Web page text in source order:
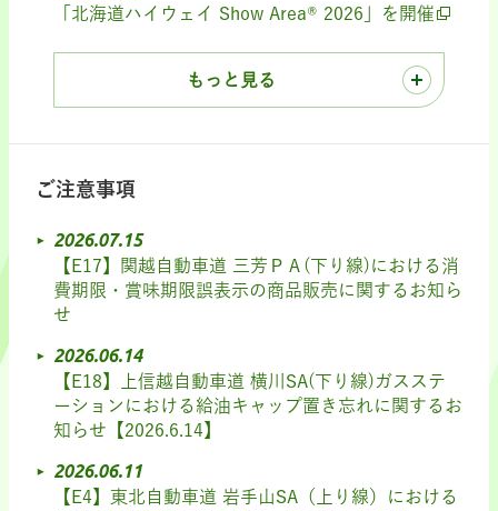
「北海道ハイウェイ Show Area® 2026」を開催
もっと見る
ご注意事項
2026.07.15
【E17】関越自動車道 三芳ＰＡ(下り線)における消
費期限・賞味期限誤表示の商品販売に関するお知ら
せ
2026.06.14
【E18】上信越自動車道 横川SA(下り線)ガスステ
ーションにおける給油キャップ置き忘れに関するお
知らせ【2026.6.14】
2026.06.11
【E4】東北自動車道 岩手山SA（上り線）における